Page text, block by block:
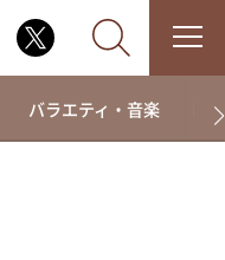
バラエティ・音楽 ド